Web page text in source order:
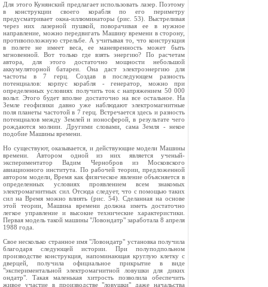
Для этого Кунянский предлагает использовать лазер. Поэтому
в конструкции своего корабля по его периметру
предусматривает окна-иллюминаторы (рис. 53). Выстреливая
через них лазерной пушкой, поворачивая ее в нужное
направление, можно передвигать Машину времени в сторону,
противоположную стрельбе. А учитывая то, что конструкция
в полете не имеет веса, ее маневренность может быть
мгновенной. Вот только где взять энергию? По расчетам
автора, для этого достаточно мощности небольшой
аккумуляторной батареи. Она даст электроэнергию для
частоты в 7 герц. Создав в последующем разность
потенциалов: корпус корабля - генератор, можно при
определенных условиях получить ток с напряжением 50 000
вольт. Этого будет вполне достаточно на все остальное. На
Земле геофизики давно уже наблюдают электромагнитные
поля планеты частотой в 7 герц. Встречается здесь и разность
потенциалов между Землей и ионосферой, в результате чего
рождаются молнии. Другими словами, сама Земля - некое
подобие Машины времени.
Но существуют, оказывается, и действующие модели Машины
времени. Автором одной из них является ученый-
экспериментатор Вадим Чернобров из Московского
авиационного института. По рабочей теории, предложенной
автором модели, Время как физическое явление объясняется в
определенных условиях проявлением всем знакомых
электромагнитных сил. Отсюда следует, что с помощью таких
сил на Время можно влиять (рис. 54). Сделанная на основе
этой теории, Машина времени должна иметь достаточно
легкое управление и высокие технические характеристики.
Первая модель такой машины "Ловондатр" заработала 8 апреля
1988 года.
Свое несколько странное имя "Ловондатр" установка получила
благодаря следующей истории. При полуподпольном
производстве конструкция, напоминающая круглую клетку с
дверцей, получила официальное прикрытие в виде
"экспериментальной электромагнитной ловушки для диких
ондатр". Такая маленькая хитрость позволила обеспечить
живое участие в производстве "ловушки" даже начальства